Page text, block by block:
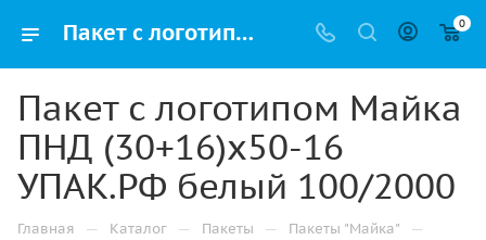
Пакет с логотипом Майка ПНД (30+16)х50-16 УПАК.РФ белый 100/2000 купить в Ижевске с доставкой оптом и в розницу 0
Пакет с логотипом Майка
ПНД (30+16)х50-16
УПАК.РФ белый 100/2000
Главная — Каталог — Пакеты — Пакеты "Майка" —